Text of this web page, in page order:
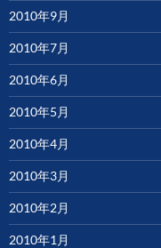
2010年9月
2010年7月
2010年6月
2010年5月
2010年4月
2010年3月
2010年2月
2010年1月